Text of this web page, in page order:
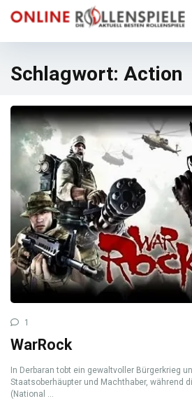
Schlagwort: Action
1
WarRock
In Derbaran tobt ein gewaltvoller Bürgerkrieg
Staatsoberhäupter und Machthaber, während
(National ...